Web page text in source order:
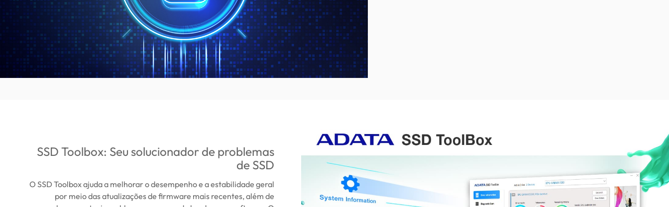
SSD Toolbox: Seu solucionador de problemas
de SSD
O SSD Toolbox ajuda a melhorar o desempenho e a estabilidade geral
por meio das atualizações de firmware mais recentes, além de